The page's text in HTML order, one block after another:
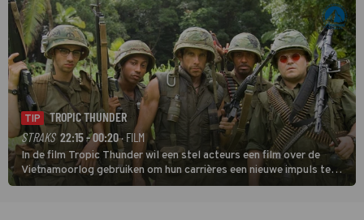
TIP
TROPIC THUNDER
STRAKS 22:15 - 00:20· FILM
In de film Tropic Thunder wil een stel acteurs een film over de
Vietnamoorlog gebruiken om hun carrières een nieuwe impuls te
geven, maar tijdens de opnamen in het zuiden van Vietnam komen